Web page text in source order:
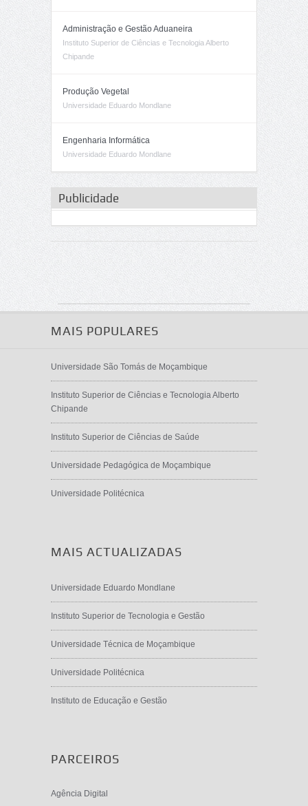
Administração e Gestão Aduaneira
Instituto Superior de Ciências e Tecnologia Alberto
Chipande
Produção Vegetal
Universidade Eduardo Mondlane
Engenharia Informática
Universidade Eduardo Mondlane
Publicidade
MAIS POPULARES
Universidade São Tomás de Moçambique
Instituto Superior de Ciências e Tecnologia Alberto
Chipande
Instituto Superior de Ciências de Saúde
Universidade Pedagógica de Moçambique
Universidade Politécnica
MAIS ACTUALIZADAS
Universidade Eduardo Mondlane
Instituto Superior de Tecnologia e Gestão
Universidade Técnica de Moçambique
Universidade Politécnica
Instituto de Educação e Gestão
PARCEIROS
Agência Digital